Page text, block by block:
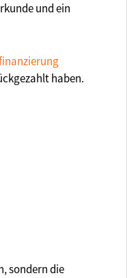
und ein
haben.
sondern die